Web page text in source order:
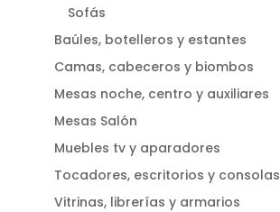
Sofás
Baúles, botelleros y estantes
Camas, cabeceros y biombos
Mesas noche, centro y auxiliares
Mesas Salón
Muebles tv y aparadores
Tocadores, escritorios y consolas
Vitrinas, librerías y armarios